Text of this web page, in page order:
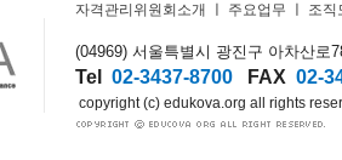
자격관리위원회소개 주요업무 조직
(04969) 서울특별시 광진구 아차산로
Tel 02-3437-8700 FAX 02-
copyright (c) edukova.org all rights